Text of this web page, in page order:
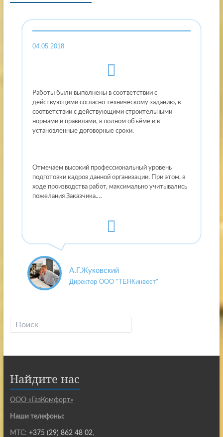
04.05.2018
Работы были выполнены в соответствии с
действующими согласно техническому заданию, в
соответствии с действующими строительными
нормами и правилами, в полном объёме и в
установленные договорные сроки.
Отмечаем высокий профессиональный уровень
подготовки кадров данной организации. При этом, в
ходе производства работ, максимально учитывались
пожелания Заказчика.…
А.Г.Жуковский
Директор ООО "ТЕНКинвест"
Найдите нас
ООО «ГазКомфорт»
Наши телефоны:
МТС: +375 (29) 862 48 02,